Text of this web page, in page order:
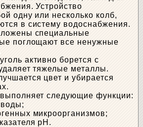
Устройство
одну или несколько колб,
в систему водоснабжения.
специальные
поглощают все ненужные
активно борется с
тяжелые металлы.
цвет и убирается
следующие функции:
микроорганизмов;
pH.